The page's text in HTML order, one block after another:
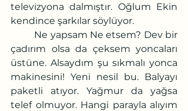
televizyona dalmıştır. Oğlum Ekin
kendince şarkılar söylüyor.
çadırım olsa da çeksem yoncaları
üstüne. Alsaydım şu sıkmalı yonca
makinesini! Yeni nesil bu. Balyayı
paketli atıyor. Yağmur da yağsa
telef olmuyor. Hangi parayla alıyım